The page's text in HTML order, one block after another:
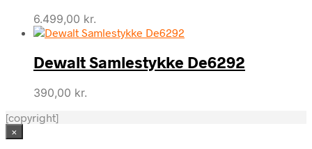
6.499,00 kr.
Dewalt Samlestykke De6292
390,00 kr.
[copyright]
×